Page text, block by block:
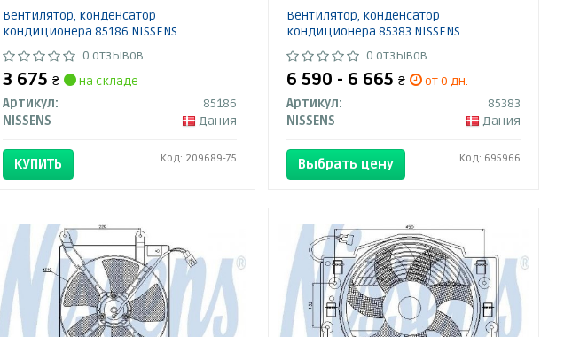
Вентилятор, конденсатор
кондиционера 85186 NISSENS
0 отзывов
3 675₴
на складе
Артикул:
85186
NISSENS
Дания
КУПИТЬ Код: 209689-75
Вентилятор, конденсатор
кондиционера 85383 NISSENS
0 отзывов
6 590 - 6 665₴
от 0 дн.
Артикул:
85383
NISSENS
Дания
Выбрать цену Код: 695966